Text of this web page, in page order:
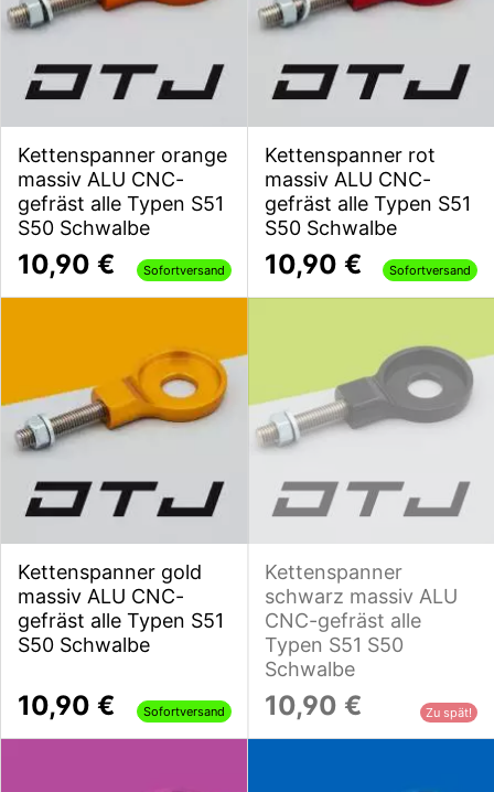
Kettenspanner orange
massiv ALU CNC-
gefräst alle Typen S51
S50 Schwalbe
10,90 € Sofortversand
Kettenspanner rot
massiv ALU CNC-
gefräst alle Typen S51
S50 Schwalbe
10,90 € Sofortversand
Kettenspanner gold
massiv ALU CNC-
gefräst alle Typen S51
S50 Schwalbe
10,90 € Sofortversand
Kettenspanner
schwarz massiv ALU
CNC-gefräst alle
Typen S51 S50
Schwalbe
10,90 € Zu spät!